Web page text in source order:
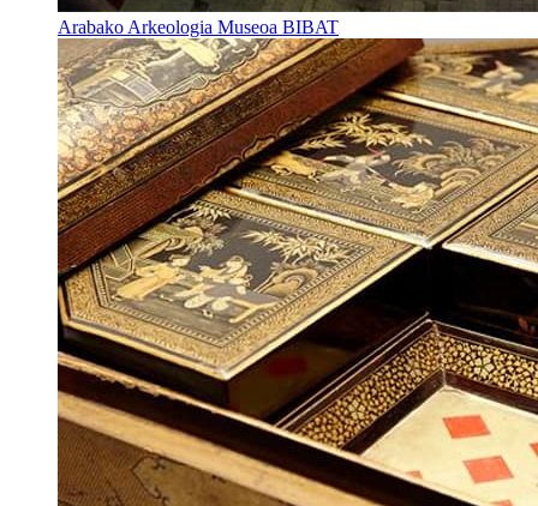
Arabako Arkeologia Museoa BIBAT